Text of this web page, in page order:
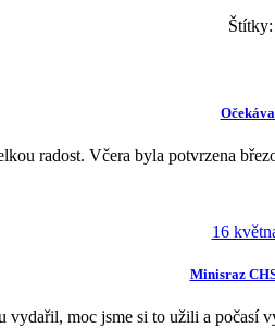
Štítky:
radost. Včera byla potvrzena
16
Minisraz
vydařil, moc jsme si to užili a